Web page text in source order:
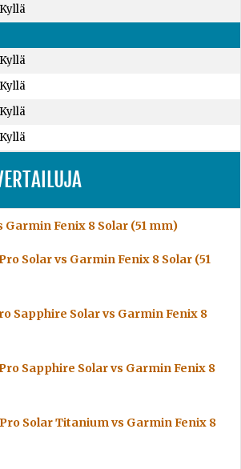
Kyllä
Kyllä
Kyllä
Kyllä
Kyllä
Garmin Fenix 8 Solar (51 mm)
Solar vs Garmin Fenix 8 Solar (51
Sapphire Solar vs Garmin Fenix 8
Sapphire Solar vs Garmin Fenix 8
Solar Titanium vs Garmin Fenix 8